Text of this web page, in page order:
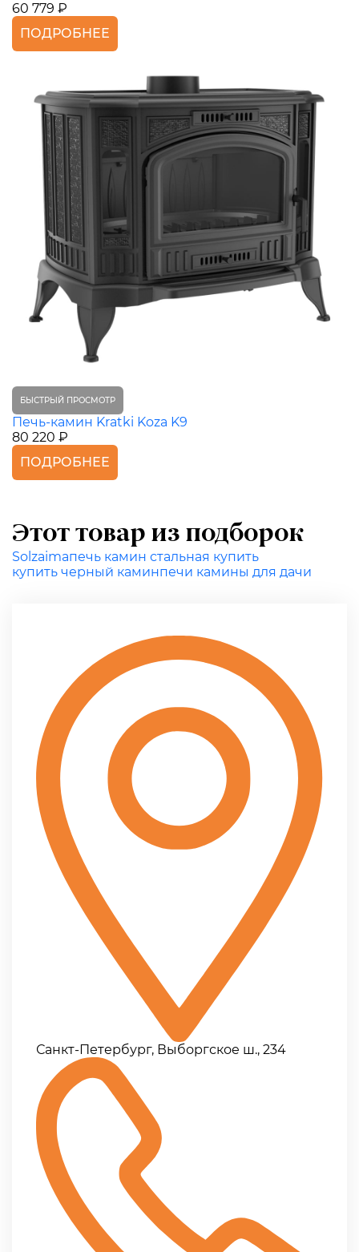
60 779 ₽
ПОДРОБНЕЕ
БЫСТРЫЙ ПРОСМОТР
Печь-камин Kratki Koza K9
80 220 ₽
ПОДРОБНЕЕ
Этот товар из подборок
Solzaimaпечь камин стальная купить
купить черный каминпечи камины для дачи
Санкт-Петербург, Выборгское ш., 234